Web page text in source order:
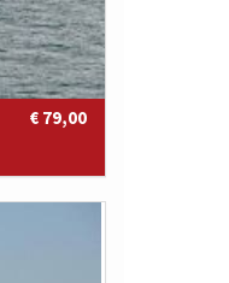
€ 79,00